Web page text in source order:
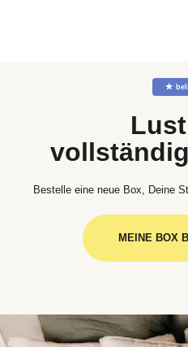
☆
Bestelle eine neue Box, Deine
MEINE BOX